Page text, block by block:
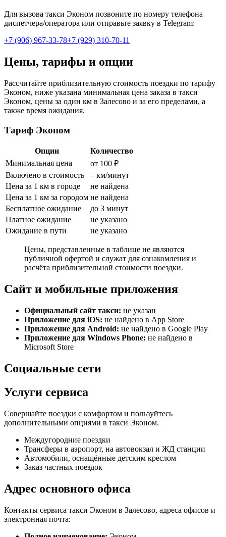
Для вызова такси Эконом позвоните по номеру телефона
диспетчера/оператора или отправьте заявку в Telegram:
+7 (906) 967-33-78+7 (929) 310-70-11
Цены, тарифы и опции
Рассчитайте приблизительную стоимость поездки по тарифу
Эконом, ниже указана минимальная цена заказа в такси
Эконом, цены за один км в Залесово и за его пределами, а
также время ожидания.
Тариф Эконом
Опции
Количество
Минимальная цена
от 100 ₽
Включено в стоимость
– км/минут
Цена за 1 км в городе
не найдена
Цена за 1 км за городом не найдена
Бесплатное ожидание
до 3 минут
Платное ожидание
не указано
Ожидание в пути
не указано
Цены, представленные в таблице не являются
публичной офертой и служат для ознакомления и
расчёта приблизительной стоимости поездки.
Сайт и мобильные приложения
Официальный сайт такси: не указан
Приложение для iOS: не найдено в App Store
Приложение для Android: не найдено в Google Play
Приложение для Windows Phone: не найдено в
Microsoft Store
Социальные сети
Услуги сервиса
Совершайте поездки с комфортом и пользуйтесь
дополнительными опциями в такси Эконом.
Междугородние поездки
Трансферы в аэропорт, на автовокзал и ЖД станции
Автомобили, оснащённые детским креслом
Заказ частных поездок
Адрес основного офиса
Контакты сервиса такси Эконом в Залесово, адреса офисов и
электронная почта: